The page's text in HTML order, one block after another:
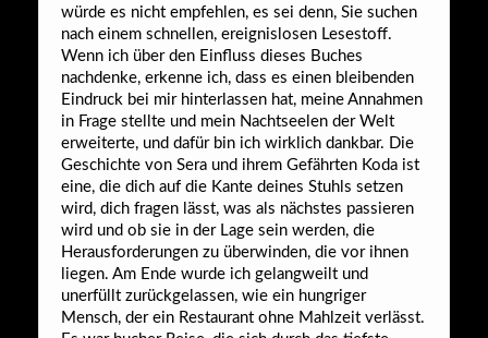
würde es nicht empfehlen, es sei denn, Sie suchen
nach einem schnellen, ereignislosen Lesestoff.
Wenn ich über den Einfluss dieses Buches
nachdenke, erkenne ich, dass es einen bleibenden
Eindruck bei mir hinterlassen hat, meine Annahmen
in Frage stellte und mein Nachtseelen der Welt
erweiterte, und dafür bin ich wirklich dankbar. Die
Geschichte von Sera und ihrem Gefährten Koda ist
eine, die dich auf die Kante deines Stuhls setzen
wird, dich fragen lässt, was als nächstes passieren
wird und ob sie in der Lage sein werden, die
Herausforderungen zu überwinden, die vor ihnen
liegen. Am Ende wurde ich gelangweilt und
unerfüllt zurückgelassen, wie ein hungriger
Mensch, der ein Restaurant ohne Mahlzeit verlässt.